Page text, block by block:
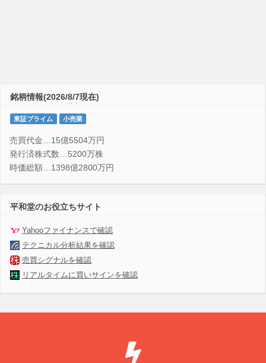
銘柄情報(2026/8/7現在)
東証プライム 小売業
売買代金…15億5504万円
発行済株式数…5200万株
時価総額…1398億2800万円
平和堂のお役立ちサイト
Yahooファイナンスで確認
テクニカル分析結果を確認
売買シグナルを確認
リアルタイムに買いサインを確認